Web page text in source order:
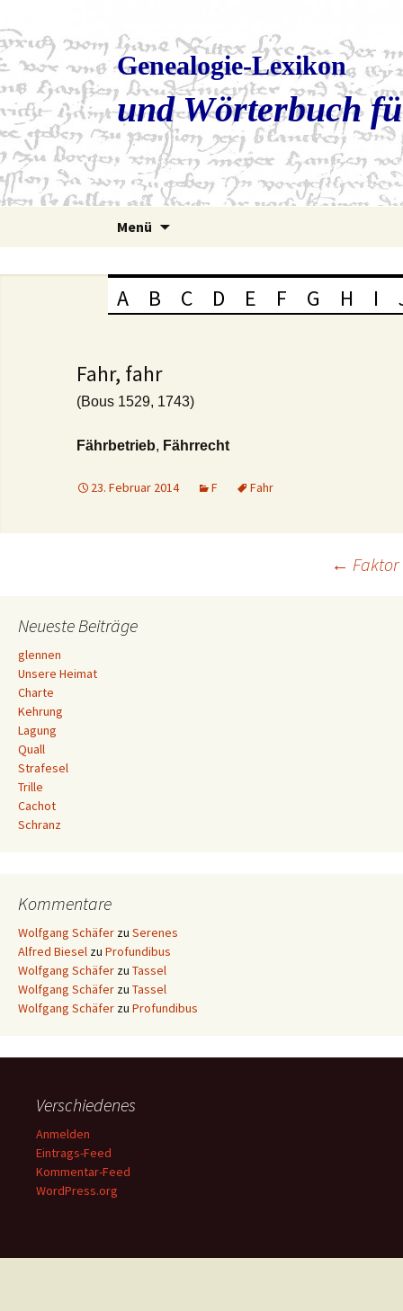
Genealogie-Lexikon
und Wörterbuch
Menü
A B C D E F G H I
Fahr, fahr
(Bous 1529, 1743)
Fährbetrieb, Fährrecht
23. Februar 2014 F Fahr
Navigation
← Faktor
Neueste Beiträge
glennen
Unsere Heimat
Charte
Kehrung
Lagung
Quall
Strafesel
Trille
Cachot
Schranz
Kommentare
Wolfgang Schäfer zu Serenes
Alfred Biesel zu Profundibus
Wolfgang Schäfer zu Tassel
Wolfgang Schäfer zu Tassel
Wolfgang Schäfer zu Profundibus
Verschiedenes
Anmelden
Eintrags-Feed
Kommentar-Feed
WordPress.org